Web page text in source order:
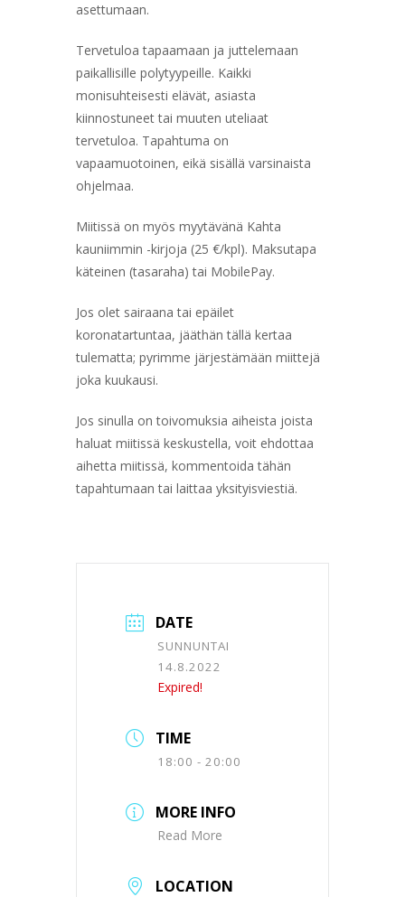
asettumaan.
Tervetuloa tapaamaan ja juttelemaan
paikallisille polytyypeille. Kaikki
monisuhteisesti elävät, asiasta
kiinnostuneet tai muuten uteliaat
tervetuloa. Tapahtuma on
vapaamuotoinen, eikä sisällä varsinaista
ohjelmaa.
Miitissä on myös myytävänä Kahta
kauniimmin -kirjoja (25 €/kpl). Maksutapa
käteinen (tasaraha) tai MobilePay.
Jos olet sairaana tai epäilet
koronatartuntaa, jääthän tällä kertaa
tulematta; pyrimme järjestämään miittejä
joka kuukausi.
Jos sinulla on toivomuksia aiheista joista
haluat miitissä keskustella, voit ehdottaa
aihetta miitissä, kommentoida tähän
tapahtumaan tai laittaa yksityisviestiä.
DATE
SUNNUNTAI
14.8.2022
Expired!
TIME
18:00 - 20:00
MORE INFO
Read More
LOCATION